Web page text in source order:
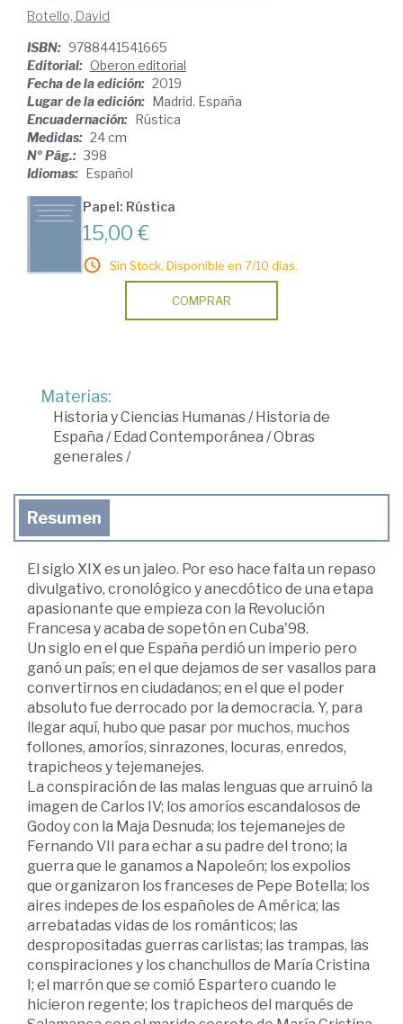
Botello, David
ISBN: 9788441541665
Editorial: Oberon editorial
Fecha de la edición: 2019
Lugar de la edición: Madrid. España
Encuadernación: Rústica
Medidas: 24 cm
Nº Pág.: 398
Idiomas: Español
Papel: Rústica
15,00 €
Sin Stock. Disponible en 7/10 días.
COMPRAR
Materias:
Historia y Ciencias Humanas/ Historia de
España / Edad Contemporánea /Obras
generales/
Resumen
El siglo XIX es un jaleo. Por eso hace falta un repaso
divulgativo, cronológico y anecdótico de una etapa
apasionante que empieza con la Revolución
Francesa y acaba de sopetón en Cuba'98.
Un siglo en el que España perdió un imperio pero
ganó un país; en el que dejamos de ser vasallos para
convertirnos en ciudadanos; en el que el poder
absoluto fue derrocado por la democracia. Y, para
llegar aquí, hubo que pasar por muchos, muchos
follones, amoríos, sinrazones, locuras, enredos,
trapicheos y tejemanejes.
La conspiración de las malas lenguas que arruinó la
imagen de Carlos IV; los amoríos escandalosos de
Godoy con la Maja Desnuda; los tejemanejes de
Fernando VII para echar a su padre del trono; la
guerra que le ganamos a Napoleón; los expolios
que organizaron los franceses de Pepe Botella; los
aires indepes de los españoles de América; las
arrebatadas vidas de los románticos; las
despropositadas guerras carlistas; las trampas, las
conspiraciones y los chanchullos de María Cristina
I; el marrón que se comió Espartero cuando le
hicieron regente; los trapicheos del marqués de